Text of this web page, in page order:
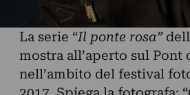
La serie “Il ponte rosa”
mostra all’aperto sul Pont
nell’ambito del festival